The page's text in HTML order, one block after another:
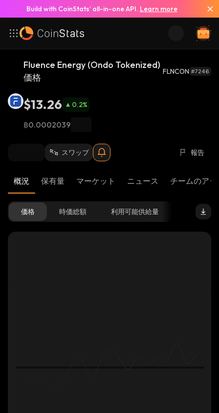
Build with CoinStats’ all-in-one API. Learn more
Fluence Energy (Ondo Tokenized)
価格
FLNCON #7246
$13.26 0.2%
฿0.0002039
スワップ 報告
概況 保有量 マーケット ニュース チームのア
価格 時価総額 利用可能供給量